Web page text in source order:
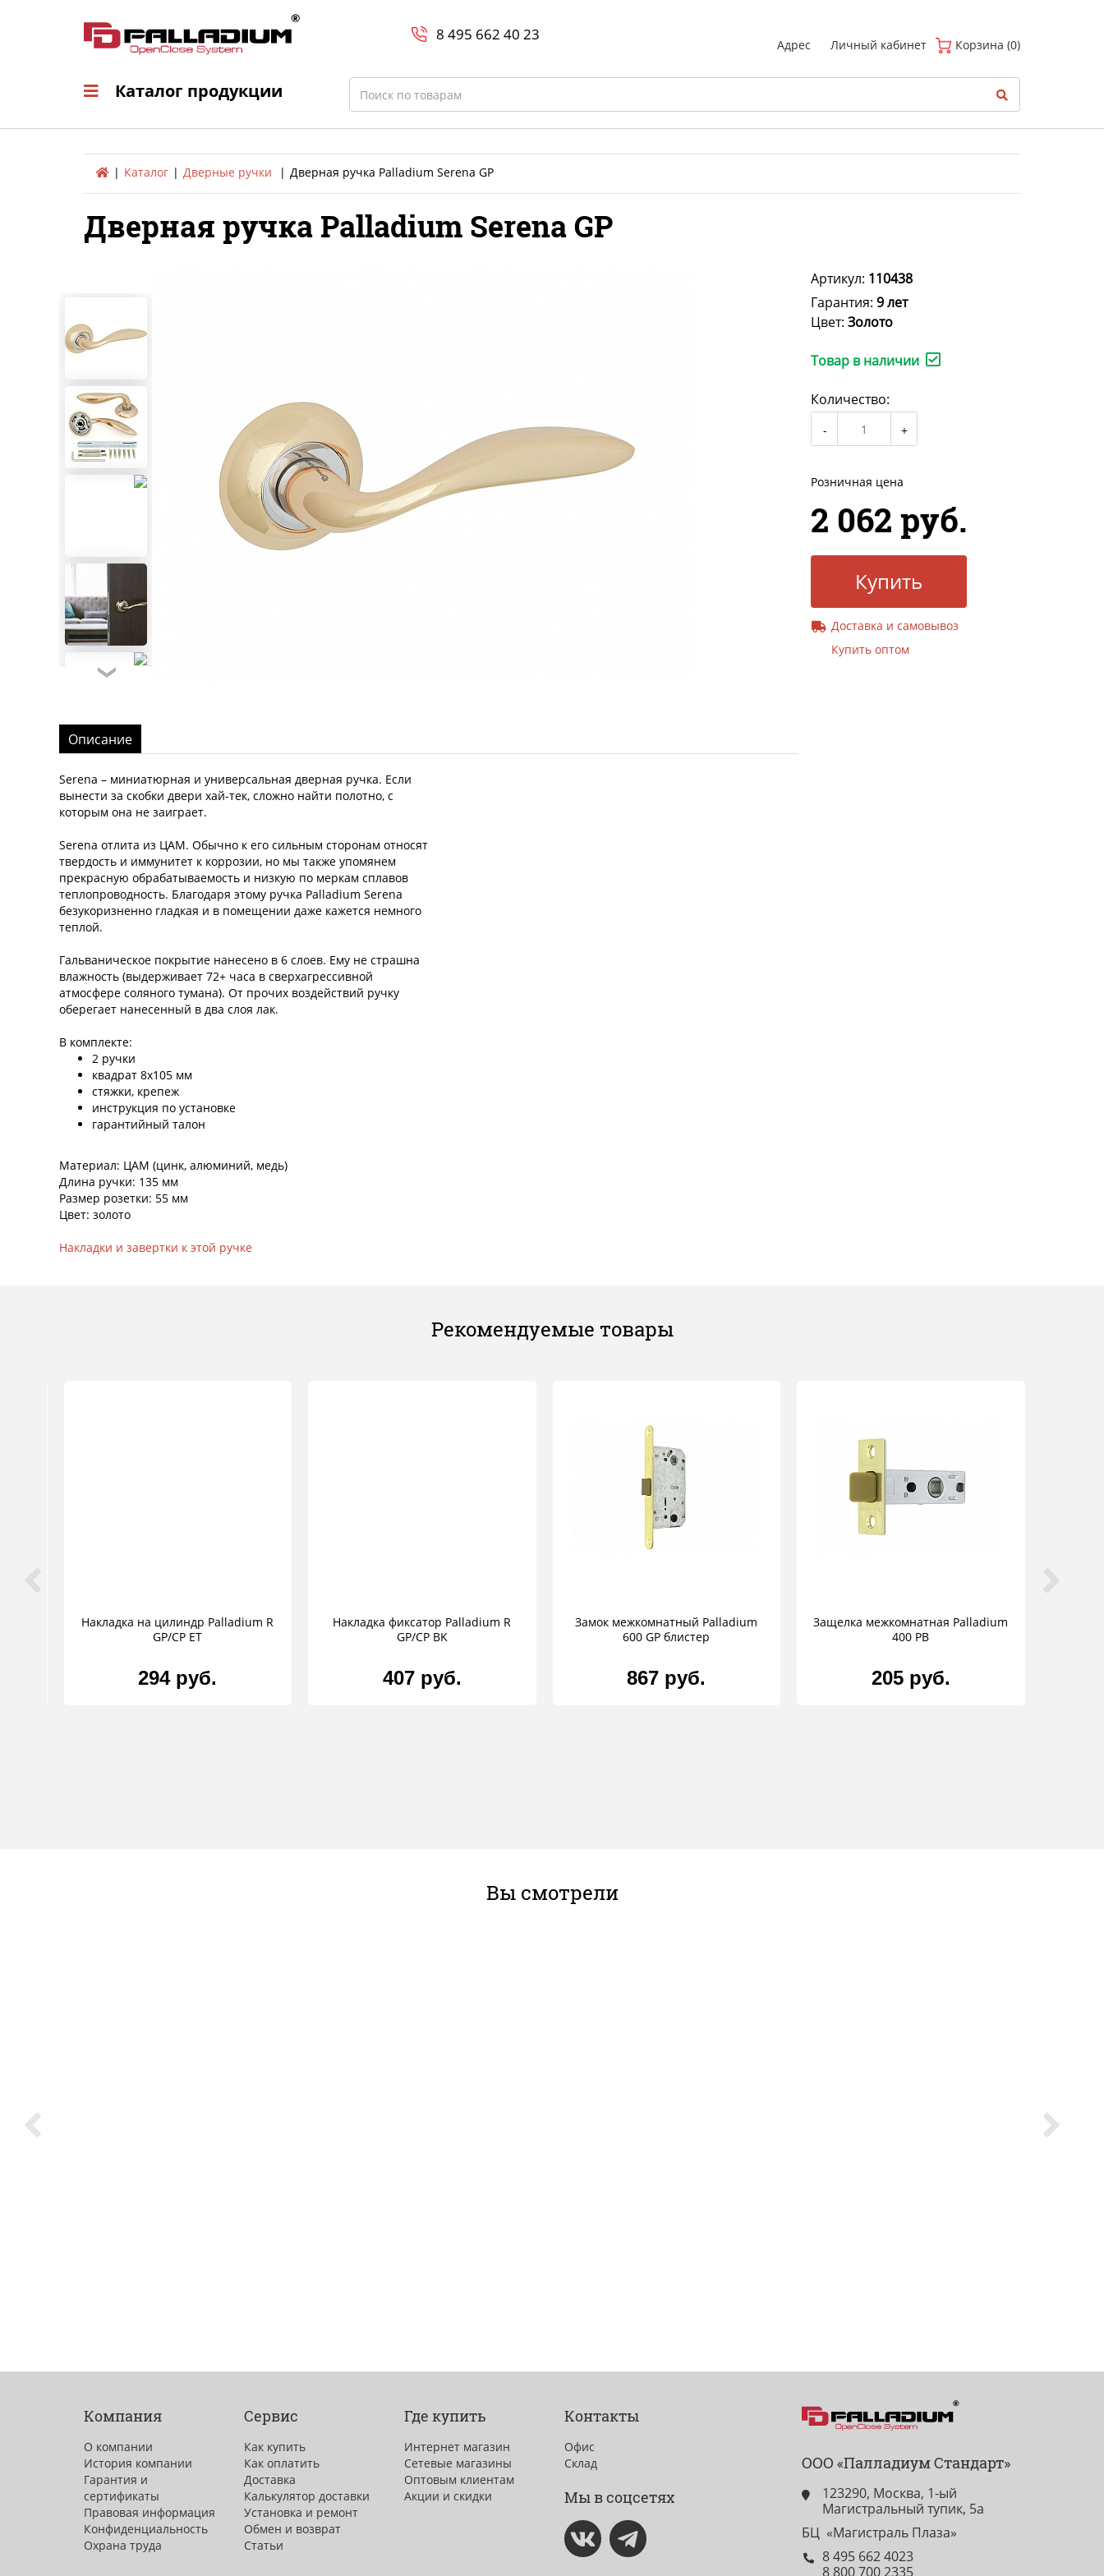
Каталог продукции 8 800-700-23-35
8 495 662 40 23
Адрес Личный кабинет Корзина (0)
Каталог продукции Search
Каталог Дверные ручки Дверная ручка Palladium Serena GP
Дверная ручка Palladium Serena GP
Артикул: 110438
Гарантия: 9 лет
Цвет: Золото
Товар в наличии
Количество:
Розничная цена
2 062 руб.
Купить
Доставка и самовывоз
Купить оптом
Описание
Serena – миниатюрная и универсальная дверная ручка. Если
вынести за скобки двери хай-тек, сложно найти полотно, с
которым она не заиграет.
Serena отлита из ЦАМ. Обычно к его сильным сторонам относят
твердость и иммунитет к коррозии, но мы также упомянем
прекрасную обрабатываемость и низкую по меркам сплавов
теплопроводность. Благодаря этому ручка Palladium Serena
безукоризненно гладкая и в помещении даже кажется немного
теплой.
Гальваническое покрытие нанесено в 6 слоев. Ему не страшна
влажность (выдерживает 72+ часа в сверхагрессивной
атмосфере соляного тумана). От прочих воздействий ручку
оберегает нанесенный в два слоя лак.
В комплекте:
2 ручки
квадрат 8х105 мм
стяжки, крепеж
инструкция по установке
гарантийный талон
Материал: ЦАМ (цинк, алюминий, медь)
Длина ручки: 135 мм
Размер розетки: 55 мм
Цвет: золото
Накладки и завертки к этой ручке
Рекомендуемые товары
Накладка на цилиндр Palladium R
GP/CP ET
294 руб.
Накладка фиксатор Palladium R
GP/CP BK
407 руб.
Замок межкомнатный Palladium
600 GP блистер
867 руб.
Защелка межкомнатная Palladium
400 PB
205 руб.
Вы смотрели
Компания
О компании
История компании
Гарантия и
сертификаты
Правовая информация
Конфиденциальность
Охрана труда
Сервис
Как купить
Как оплатить
Доставка
Калькулятор доставки
Установка и ремонт
Обмен и возврат
Статьи
Где купить
Интернет магазин
Сетевые магазины
Оптовым клиентам
Акции и скидки
Контакты
Офис
Склад
Мы в соцсетях
ООО «Палладиум Стандарт»
123290, Москва, 1-ый
Магистральный тупик, 5а
БЦ «Магистраль Плаза»
8 495 662 4023
8 800 700 2335